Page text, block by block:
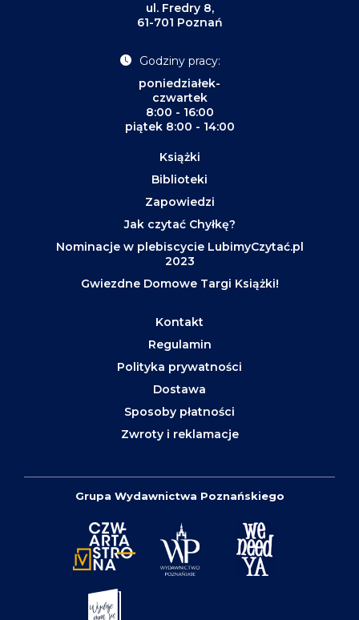
ul. Fredry 8,
61-701 Poznań
Godziny pracy:
poniedziałek-
czwartek
8:00 - 16:00
piątek 8:00 - 14:00
Książki
Biblioteki
Zapowiedzi
Jak czytać Chyłkę?
Nominacje w plebiscycie LubimyCzytać.pl
2023
Gwiezdne Domowe Targi Książki!
Kontakt
Regulamin
Polityka prywatności
Dostawa
Sposoby płatności
Zwroty i reklamacje
Grupa Wydawnictwa Poznańskiego